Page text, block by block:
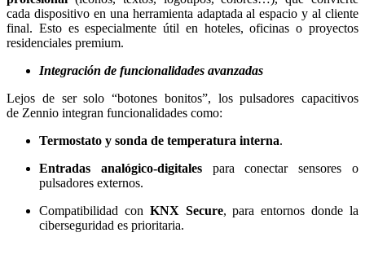
cada dispositivo en una herramienta adaptada al espacio y al cliente
final. Esto es especialmente útil en hoteles, oficinas o proyectos
residenciales premium.
Integración de funcionalidades avanzadas
Lejos de ser solo “botones bonitos”, los pulsadores capacitivos
de Zennio integran funcionalidades como:
Termostato y sonda de temperatura interna.
Entradas analógico-digitalespara conectar sensores o
pulsadores externos.
Compatibilidad con KNX Secure, para entornos donde la
ciberseguridad es prioritaria.